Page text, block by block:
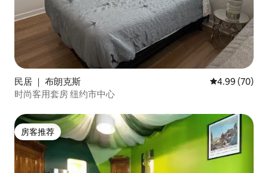
民居 ｜ 布朗克斯 平均评分 4.99
4.99 (70)
时尚客用套房 纽约市中心
房客推荐
房客推荐